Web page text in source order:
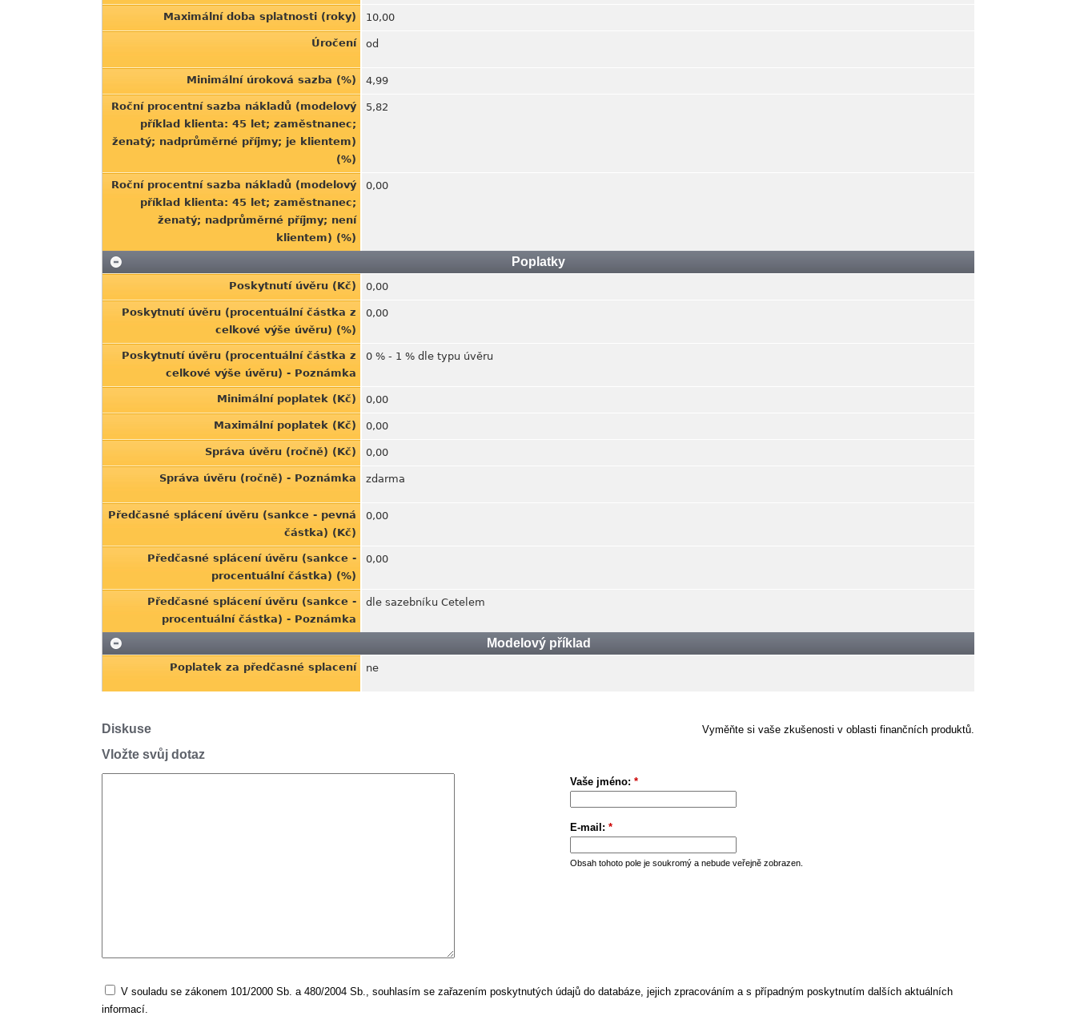
Maximální doba splatnosti (roky) 10,00
Úročení od
Minimální úroková sazba (%) 4,99
Roční procentní sazba nákladů (modelový
příklad klienta: 45 let; zaměstnanec;
ženatý; nadprůměrné příjmy; je klientem)
(%)
5,82
Roční procentní sazba nákladů (modelový
příklad klienta: 45 let; zaměstnanec;
ženatý; nadprůměrné příjmy; není
klientem) (%)
0,00
Poplatky
Poskytnutí úvěru (Kč) 0,00
Poskytnutí úvěru (procentuální částka z
celkové výše úvěru) (%)
0,00
Poskytnutí úvěru (procentuální částka z
celkové výše úvěru) - Poznámka
0 % - 1 % dle typu úvěru
Minimální poplatek (Kč) 0,00
Maximální poplatek (Kč) 0,00
Správa úvěru (ročně) (Kč) 0,00
Správa úvěru (ročně) - Poznámka zdarma
Předčasné splácení úvěru (sankce - pevná
částka) (Kč)
0,00
Předčasné splácení úvěru (sankce -
procentuální částka) (%)
0,00
Předčasné splácení úvěru (sankce -
procentuální částka) - Poznámka
dle sazebníku Cetelem
Modelový příklad
Poplatek za předčasné splacení ne
Vyměňte si vaše zkušenosti v oblasti finančních produktů.
Diskuse
Vložte svůj dotaz
Vaše jméno: *
E-mail: *
Obsah tohoto pole je soukromý a nebude veřejně zobrazen.
V souladu se zákonem 101/2000 Sb. a 480/2004 Sb., souhlasím se zařazením poskytnutých údajů do databáze, jejich zpracováním a s případným poskytnutím dalších aktuálních
informací.